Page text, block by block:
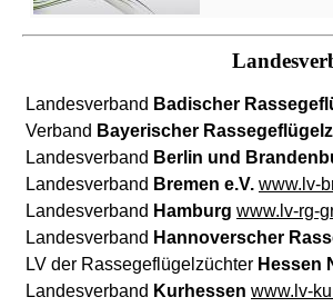
Landesverband Badischer
Verband Bayerischer
Landesverband Berlin und
Landesverband Bremen e.V. www.lv-
Landesverband Hamburg www.lv-rg-
Landesverband Hannoverscher
LV der Rassegeflügelzüchter Hessen
Landesverband Kurhessen www.lv-